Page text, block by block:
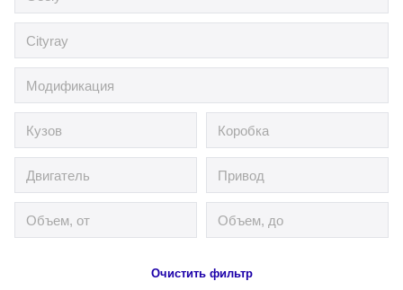
Очистить фильтр